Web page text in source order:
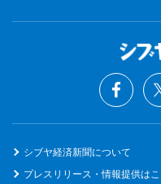
シブヤ経済新聞について
プレスリリース・情報提供は